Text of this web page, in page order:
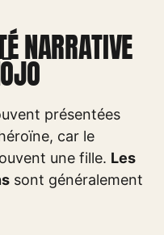
NARRATIVE
présentées
car le
une fille. Les
sont généralement